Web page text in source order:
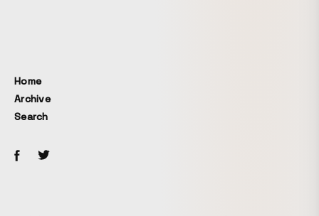
Home
Archive
Search